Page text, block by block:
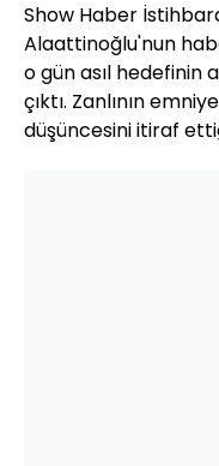
Show Haber
Alaattinoğlu'nun
o gün asıl hedefinin
çıktı. Zanlının
düşüncesini itiraf